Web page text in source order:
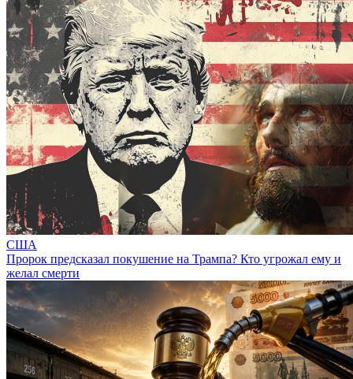
США
Пророк предсказал покушение на Трампа? Кто угрожал ему и
желал смерти